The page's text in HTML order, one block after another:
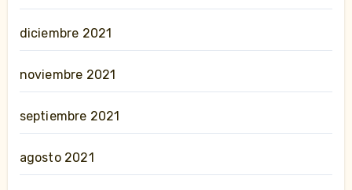
diciembre 2021
noviembre 2021
septiembre 2021
agosto 2021